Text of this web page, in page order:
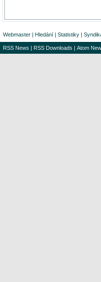
Webmaster | Hledání | Statistiky |
RSS News | RSS Downloads | Atom